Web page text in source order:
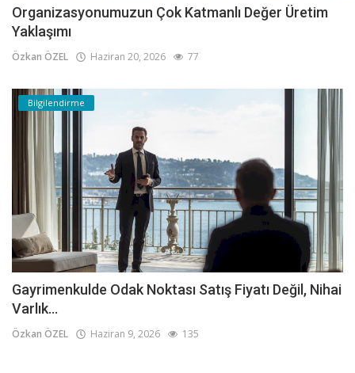
Organizasyonumuzun Çok Katmanlı Değer Üretim
Yaklaşımı
Özkan ÖZEL Haziran 20, 2026 77
Bilgilendirme
Gayrimenkulde Odak Noktası Satış Fiyatı Değil, Nihai
Varlık...
Özkan ÖZEL Haziran 9, 2026 135